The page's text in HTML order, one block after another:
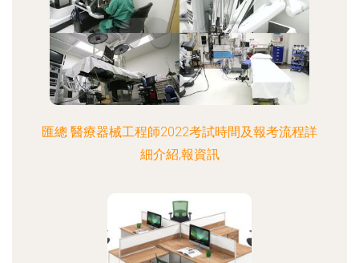
匯總 醫療器械工程師2022考試時間及報考流程詳
細介紹,報資訊